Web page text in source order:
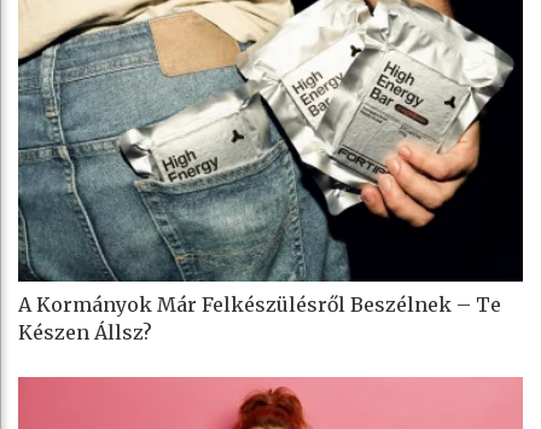
A Kormányok Már Felkészülésről Beszélnek – Te
Készen Állsz?